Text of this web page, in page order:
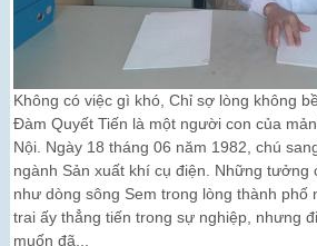
Không có việc gì khó, Chỉ sợ lòng không
Đàm Quyết Tiến là một người con của
Nội. Ngày 18 tháng 06 năm 1982, chú
ngành Sản xuất khí cụ điện. Những tưởng
như dòng sông Sem trong lòng thành phố
trai ấy thẳng tiến trong sự nghiệp, nhưng
muốn đã...